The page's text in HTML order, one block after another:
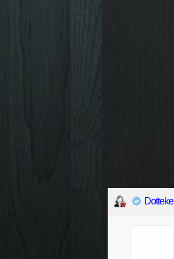
Dotteke